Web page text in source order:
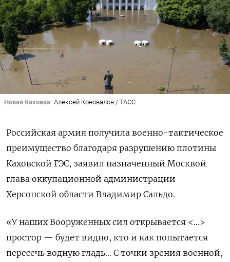
Новая Каховка Алексей Коновалов / ТАСС
Российская армия получила военно-тактическое
преимущество благодаря разрушению плотины
Каховской ГЭС, заявил назначенный Москвой
глава оккупационной администрации
Херсонской области Владимир Сальдо.
«У наших Вооруженных сил открывается <…>
простор — будет видно, кто и как попытается
пересечь водную гладь… С точки зрения военной,